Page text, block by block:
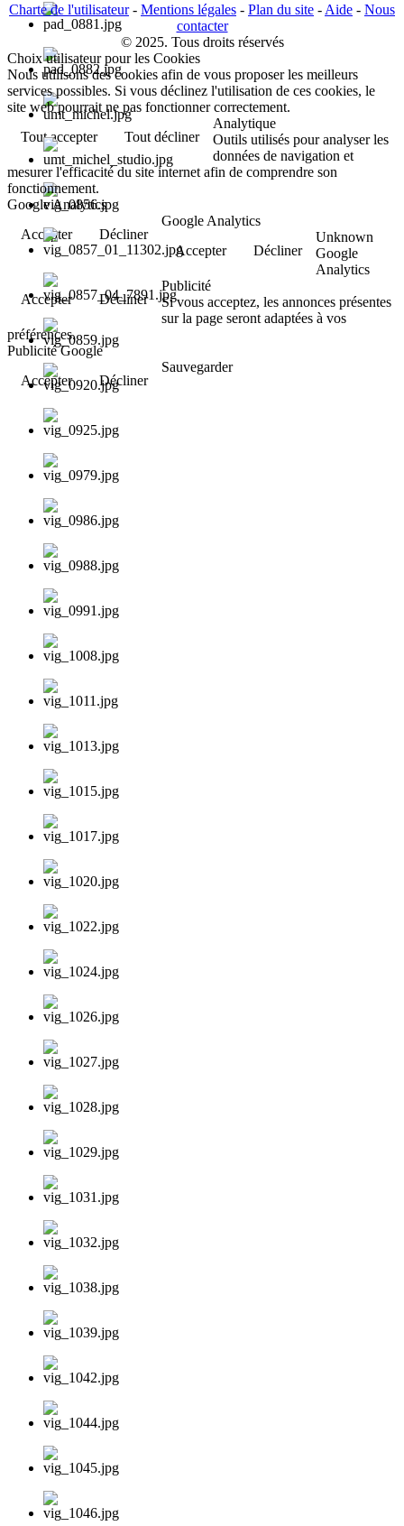
Charte de l'utilisateur- Mentions légales - Plan du site - Aide - Nous
contacter
© 2025. Tous droits réservés
Choix utilisateur pour les Cookies
Nous utilisons des cookies afin de vous proposer les meilleurs
services possibles. Si vous déclinez l'utilisation de ces cookies, le
site web pourrait ne pas fonctionner correctement.
Tout accepter
Tout décliner
Analytique
Outils utilisés pour analyser les
données de navigation et
mesurer l'efficacité du site internet afin de comprendre son
fonctionnement.
Google Analytics
Accepter
Décliner
Google Analytics
Accepter
Décliner
Unknown
Google
Analytics
Accepter
Décliner
Publicité
Si vous acceptez, les annonces présentes
sur la page seront adaptées à vos
préférences.
Publicité Google
Accepter
Décliner
Sauvegarder